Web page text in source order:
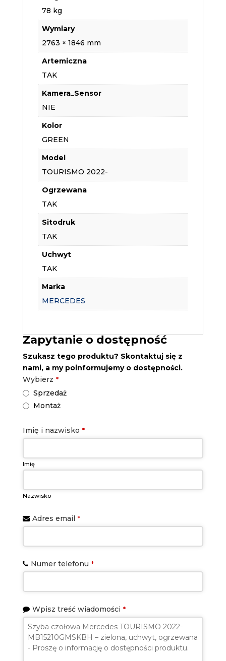
78 kg
Wymiary
2763 × 1846 mm
Artemiczna
TAK
Kamera_Sensor
NIE
Kolor
GREEN
Model
TOURISMO 2022-
Ogrzewana
TAK
Sitodruk
TAK
Uchwyt
TAK
Marka
MERCEDES
Zapytanie o dostępność
Szukasz tego produktu? Skontaktuj się z
nami, a my poinformujemy o dostępności.
Wybierz *
Sprzedaż
Montaż
Imię i nazwisko *
Imię
Nazwisko
Adres email *
Numer telefonu *
Wpisz treść wiadomości *